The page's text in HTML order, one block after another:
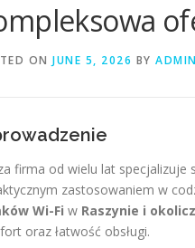
ON JUNE 5, 2026 BY ADMIN
firma od wielu lat specjalizuje
zastosowaniem w
Wi-Fi w Raszynie i
oraz łatwość obsługi.